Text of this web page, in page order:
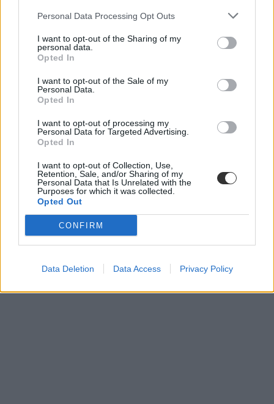
Personal Data Processing Opt Outs
I want to opt-out of the Sharing of my
personal data.
Opted In
I want to opt-out of the Sale of my
Personal Data.
Opted In
I want to opt-out of processing my
Personal Data for Targeted Advertising.
Opted In
I want to opt-out of Collection, Use,
Retention, Sale, and/or Sharing of my
Personal Data that Is Unrelated with the
Purposes for which it was collected.
Opted Out
CONFIRM
Data Deletion Data Access Privacy Policy